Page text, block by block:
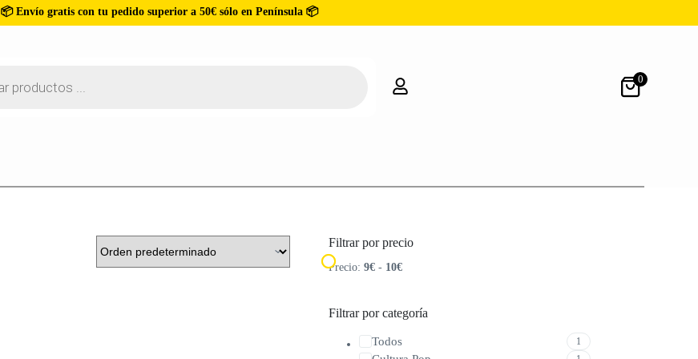
📦 Envío gratis con tu pedido superior a 50€ sólo en Península 📦
0
Filtrar por precio
Precio:9€ - 10€
Filtrar por categoría
Todos 1